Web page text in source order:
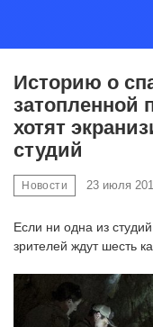
Историю о
затопленной
хотят
студий
Новости 23 июля
Если ни одна из
зрителей ждут шесть